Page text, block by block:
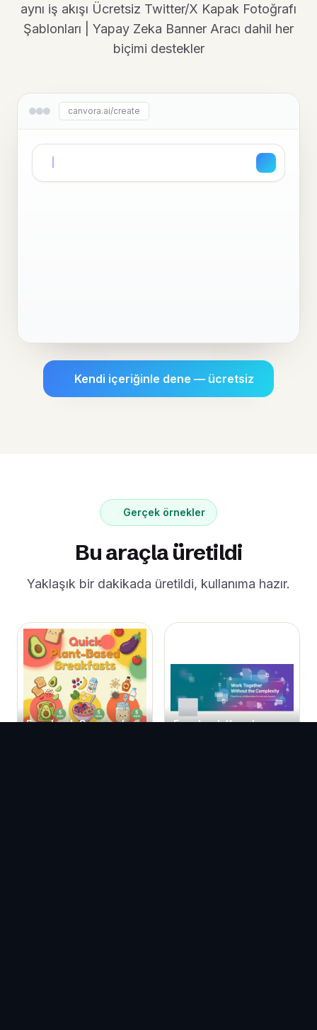
aynı iş akışı Ücretsiz Twitter/X Kapak Fotoğrafı
Şablonları | Yapay Zeka Banner Aracı dahil her
biçimi destekler
canvora.ai/create
Kendi içeriğinle dene — ücretsiz
Gerçek örnekler
Bu araçla üretildi
Yaklaşık bir dakikada üretildi, kullanıma hazır.
Facebook Carousel
Facebook Kapak